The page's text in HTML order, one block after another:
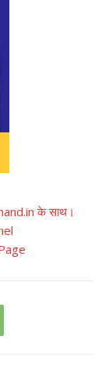
के साथ।